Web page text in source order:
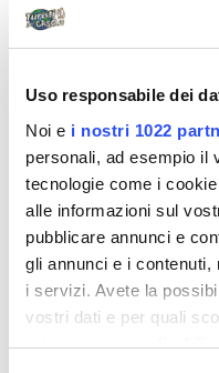
Uso responsabile dei
Noi e i nostri 1022
personali, ad esempio il
tecnologie come i
alle informazioni sul
pubblicare annunci e
gli annunci e i
i servizi. Avete la
vostri dati e per quali
privacy sono applicabili